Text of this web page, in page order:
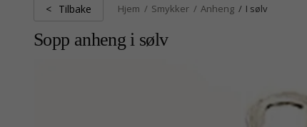
< Tilbake Hjem Smykker Anheng I sølv
Sopp anheng i sølv